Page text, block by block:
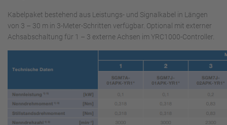
Kabelpaket bestehend aus Leistungs- und Signalkabel in Längen
von 3 – 30 m in 3-Meter-Schritten verfügbar. Optional mit externer
Achsabschaltung für 1 – 3 externe Achsen im YRC1000-Controller.